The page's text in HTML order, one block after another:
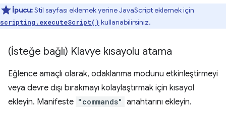
İpucu:Stil sayfası eklemek yerine JavaScript eklemek için
scripting.executeScript() kullanabilirsiniz.
(İsteğe bağlı) Klavye kısayolu atama
Eğlence amaçlı olarak, odaklanma modunu etkinleştirmeyi
veya devre dışı bırakmayı kolaylaştırmak için kısayol
ekleyin. Manifeste "commands" anahtarını ekleyin.